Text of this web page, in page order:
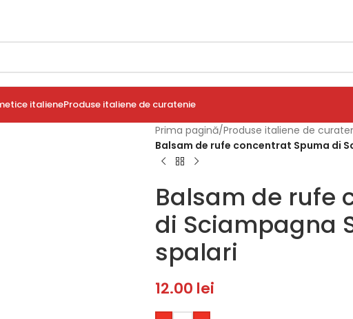
italieneProduse italiene de curatenie
Prima pagină/Produse italiene de
Balsam de rufe concentrat Spuma di
Balsam de rufe
di Sciampagna
spalari
12.00 lei